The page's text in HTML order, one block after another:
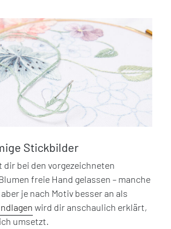
Stickbilder
dir bei den vorgezeichneten
freie Hand gelassen – manche
je nach Motiv besser an als
wird dir anschaulich erklärt,
umsetzt.